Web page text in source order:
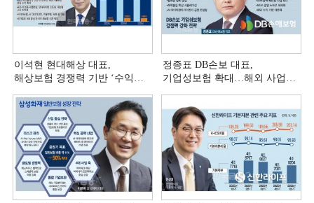
이석현 현대해상 대표,
해상보험 경쟁력 기반 ‘수익
(3)]
정종표 DB손보 대표,
기업성보험 확대…해외 사업